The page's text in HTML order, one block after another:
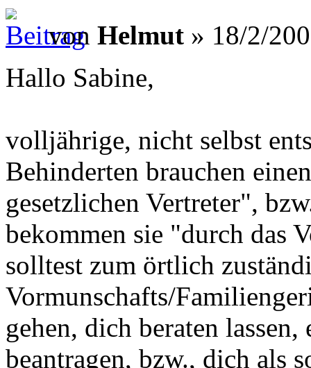
von Helmut » 18/2/
Hallo Sabine,
volljährige, nicht selbst
Behinderten brauchen
gesetzlichen Vertreter",
bekommen sie "durch das
solltest zum örtlich
Vormunschafts/
gehen, dich beraten
beantragen, bzw., dich als